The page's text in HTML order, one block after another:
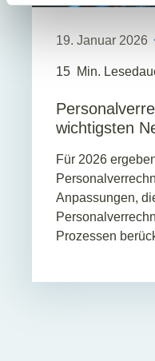
19. Januar 2026
15 Min.
wichtigsten
Für 2026
Anpassungen,
Prozessen